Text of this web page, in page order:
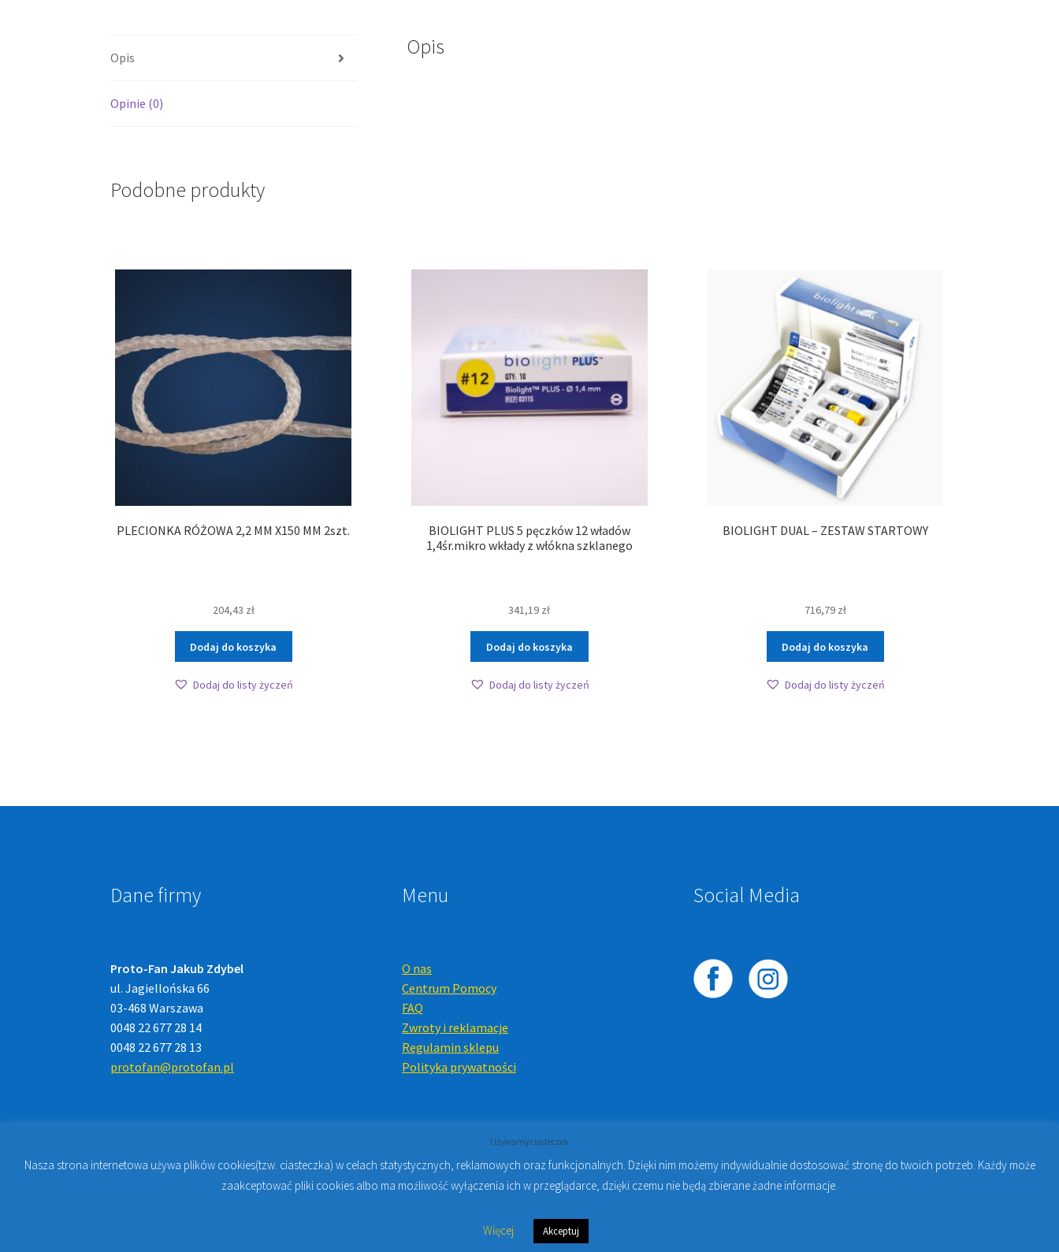
Opis
Opinie (0)
Opis
Podobne produkty
PLECIONKA RÓŻOWA 2,2 MM X150 MM 2szt.
204,43 zł
Dodaj do koszyka
Dodaj do listy życzeń
BIOLIGHT PLUS 5 pęczków 12 władów
1,4śr.mikro wkłady z włókna szklanego
341,19 zł
Dodaj do koszyka
Dodaj do listy życzeń
BIOLIGHT DUAL – ZESTAW STARTOWY
716,79 zł
Dodaj do koszyka
Dodaj do listy życzeń
Dane firmy
Proto-Fan Jakub Zdybel
ul. Jagiellońska 66
03-468 Warszawa
0048 22 677 28 14
0048 22 677 28 13
protofan@protofan.pl
Menu
O nas
Centrum Pomocy
FAQ
Zwroty i reklamacje
Regulamin sklepu
Polityka prywatności
Social Media
© 2023 PROTO-FAN | Sklep Stomatologiczny Online i Kursy Online Warszawa- Sklep stomatologiczny w Warszawie | Jakub Zdybel Proto-Fan
Używamy ciasteczek
Nasza strona internetowa używa plików cookies(tzw. ciasteczka) w celach statystycznych, reklamowych oraz funkcjonalnych. Dzięki nim możemy indywidualnie dostosować stronę do twoich potrzeb. Każdy może
zaakceptować pliki cookies albo ma możliwość wyłączenia ich w przeglądarce, dzięki czemu nie będą zbierane żadne informacje.
Więcej Akceptuj